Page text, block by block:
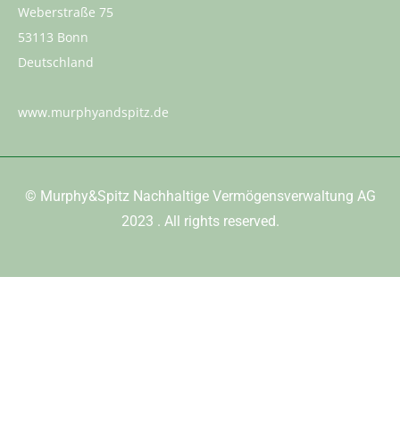
Weberstraße 75
53113 Bonn
Deutschland
www.murphyandspitz.de
© Murphy&Spitz Nachhaltige Vermögensverwaltung AG
2023 . All rights reserved.